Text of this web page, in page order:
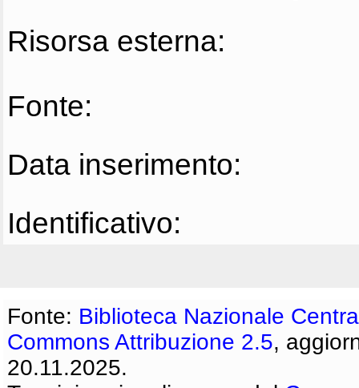
Risorsa esterna:
Fonte:
Data inserimento:
Identificativo:
Fonte: Biblioteca Nazionale
Commons Attribuzione 2.5,
20.11.2025.